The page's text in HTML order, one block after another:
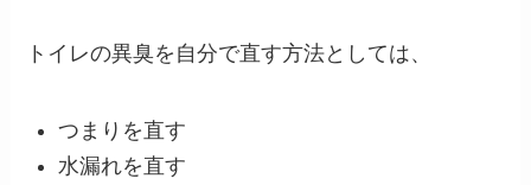
トイレの異臭を自分で直す方法としては、
つまりを直す
水漏れを直す